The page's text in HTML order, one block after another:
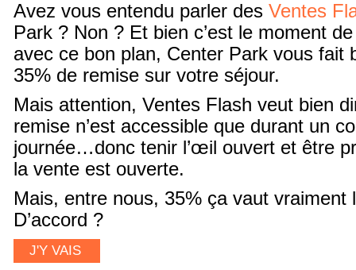
Avez vous entendu parler des Ventes
Park ? Non ? Et bien c’est le moment
avec ce bon plan, Center Park vous fait
35% de remise sur votre séjour.
Mais attention, Ventes Flash veut bien
remise n’est accessible que durant un
journée…donc tenir l’œil ouvert et être
la vente est ouverte.
Mais, entre nous, 35% ça vaut vraiment
D’accord ?
J'Y VAIS